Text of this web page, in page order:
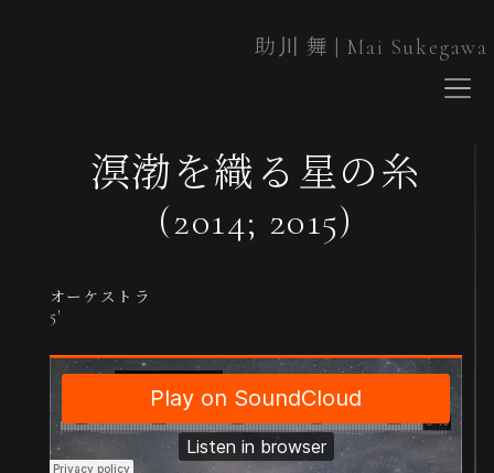
助川 舞 | Mai Sukegawa
Blog
溟渤を織る星の糸
(2014; 2015)
オーケストラ
5′